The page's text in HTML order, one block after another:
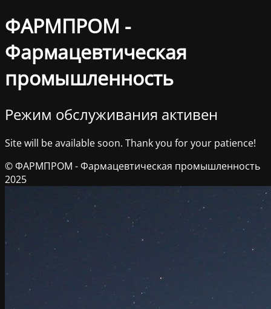
ФАРМПРОМ -
Фармацевтическая
промышленность
Режим обслуживания активен
Site will be available soon. Thank you for your patience!
© ФАРМПРОМ - Фармацевтическая промышленность
2025